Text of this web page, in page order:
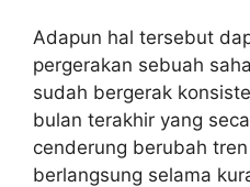
Adapun hal tersebut
pergerakan sebuah
sudah bergerak
bulan terakhir yang
cenderung berubah
berlangsung selama